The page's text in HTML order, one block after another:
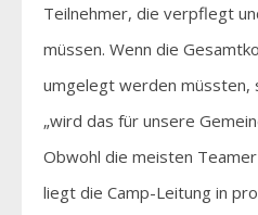
Teilnehmer, die verpflegt
müssen. Wenn die
umgelegt werden müssten,
„wird das für unsere
Obwohl die meisten
liegt die Camp-Leitung in